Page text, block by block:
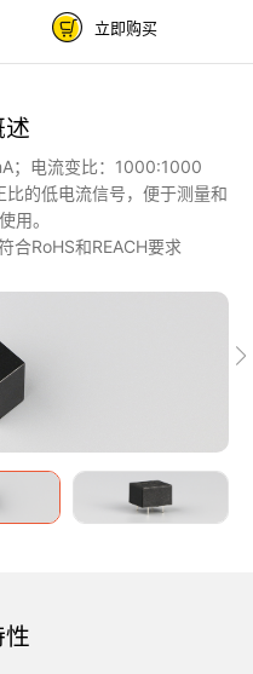
立即购买
述
；电流变比：1000:1000
的低电流信号，便于测量和
用。
合RoHS和REACH要求